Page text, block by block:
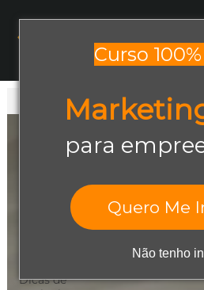
Curso
para
Quero Me
Não tenho
Abrir negócio
Design Gráfico
Dicas de
Todos os posts